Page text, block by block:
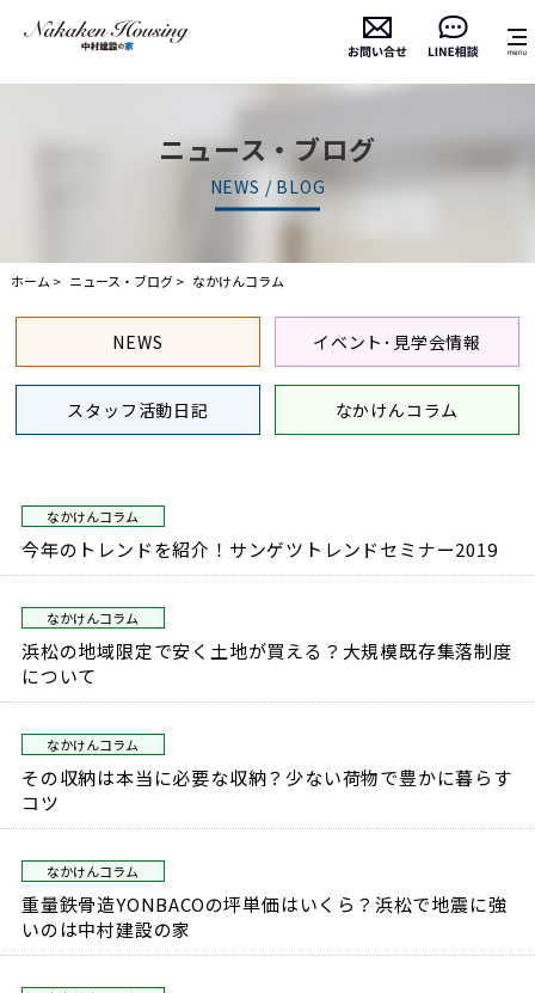
ニュース・ブログ
NEWS / BLOG
ホーム ニュース・ブログ なかけんコラム
NEWS イベント･見学会情報
スタッフ活動日記 なかけんコラム
なかけんコラム
今年のトレンドを紹介！サンゲツトレンドセミナー2019
なかけんコラム
浜松の地域限定で安く土地が買える？大規模既存集落制度
について
なかけんコラム
その収納は本当に必要な収納？少ない荷物で豊かに暮らす
コツ
なかけんコラム
重量鉄骨造YONBACOの坪単価はいくら？浜松で地震に強
いのは中村建設の家